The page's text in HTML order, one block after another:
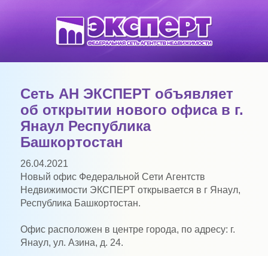
Сеть АН ЭКСПЕРТ объявляет
об открытии нового офиса в г.
Янаул Республика
Башкортостан
26.04.2021
Новый офис Федеральной Сети Агентств
Недвижимости ЭКСПЕРТ открывается в г Янаул,
Республика Башкортостан.
Офис расположен в центре города, по адресу: г.
Янаул, ул. Азина, д. 24.